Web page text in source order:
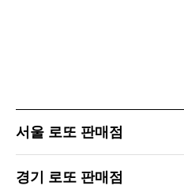
서울 로또 판매점
경기 로또 판매점